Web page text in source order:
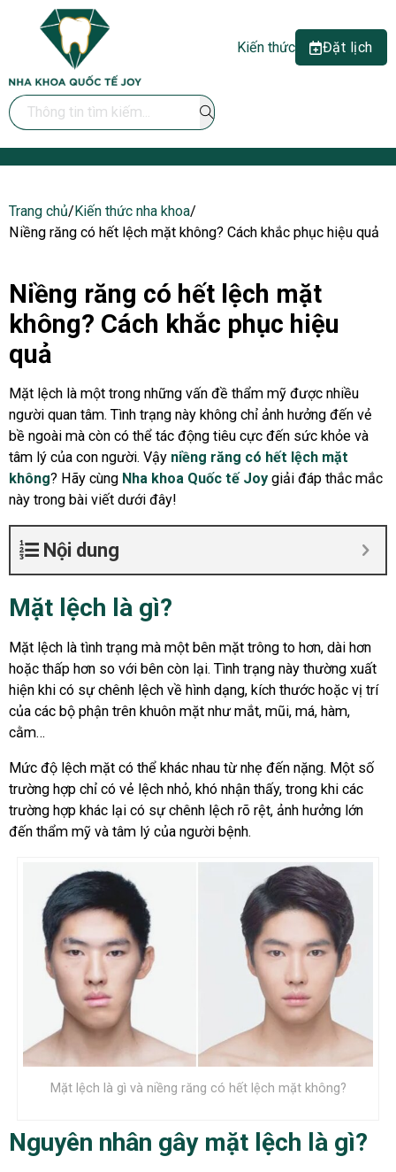
Search ...
Kiến thức Đặt lịch
Trang chủ/Kiến thức nha khoa/
Niềng răng có hết lệch mặt không? Cách khắc phục hiệu quả
Niềng răng có hết lệch mặt
không? Cách khắc phục hiệu
quả
Mặt lệch là một trong những vấn đề thẩm mỹ được nhiều
người quan tâm. Tình trạng này không chỉ ảnh hưởng đến vẻ
bề ngoài mà còn có thể tác động tiêu cực đến sức khỏe và
tâm lý của con người. Vậy niềng răng có hết lệch mặt
không? Hãy cùng Nha khoa Quốc tế Joy giải đáp thắc mắc
này trong bài viết dưới đây!
Nội dung
Mặt lệch là gì?
Mặt lệch là tình trạng mà một bên mặt trông to hơn, dài hơn
hoặc thấp hơn so với bên còn lại. Tình trạng này thường xuất
hiện khi có sự chênh lệch về hình dạng, kích thước hoặc vị trí
của các bộ phận trên khuôn mặt như mắt, mũi, má, hàm,
cằm…
Mức độ lệch mặt có thể khác nhau từ nhẹ đến nặng. Một số
trường hợp chỉ có vẻ lệch nhỏ, khó nhận thấy, trong khi các
trường hợp khác lại có sự chênh lệch rõ rệt, ảnh hưởng lớn
đến thẩm mỹ và tâm lý của người bệnh.
Mặt lệch là gì và niềng răng có hết lệch mặt không?
Nguyên nhân gây mặt lệch là gì?